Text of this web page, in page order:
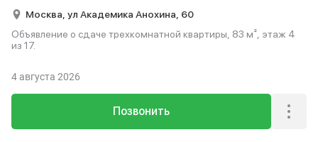
Москва, ул Академика Анохина, 60
Объявление о сдаче трехкомнатной квартиры, 83 м², этаж 4
из 17.
Позвонить
4 августа 2026